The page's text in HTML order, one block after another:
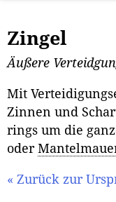
Zingel
Äußere
Mit
Zinnen und
rings um die
oder
« Zurück zur